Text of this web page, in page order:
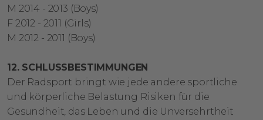
M 2014 - 2013 (Boys)
F 2012 - 2011 (Girls)
M 2012 - 2011 (Boys)
12. SCHLUSSBESTIMMUNGEN
Der Radsport bringt wie jede andere sportliche
und körperliche Belastung Risiken für die
Gesundheit, das Leben und die Unversehrtheit